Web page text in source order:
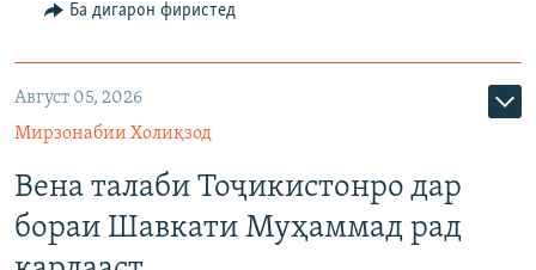
Ба дигарон фиристед
Август 05, 2026
Мирзонабии Холиқзод
Вена талаби Тоҷикистонро дар
бораи Шавкати Муҳаммад рад